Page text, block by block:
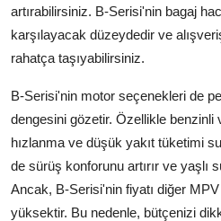
artırabilirsiniz. B-Serisi'nin bagaj
karşılayacak düzeydedir ve
rahatça taşıyabilirsiniz.
B-Serisi'nin motor seçenekleri de
dengesini gözetir. Özellikle benzinli
hızlanma ve düşük yakıt tüketimi
de sürüş konforunu artırır ve yaşlı
Ancak, B-Serisi'nin fiyatı diğer
yüksektir. Bu nedenle, bütçenizi